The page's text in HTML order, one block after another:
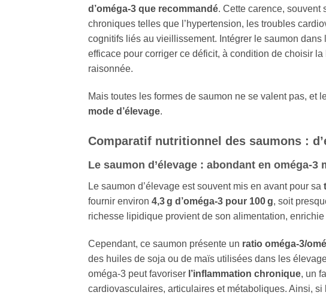
d’oméga‑3 que recommandé. Cette carence,
chroniques telles que l’hypertension, les troubles
cognitifs liés au vieillissement. Intégrer le saumon
efficace pour corriger ce déficit, à condition de choisir
raisonnée.
Mais toutes les formes de saumon ne se valent pas, et
mode d’élevage.
Comparatif nutritionnel des saumons :
Le saumon d’élevage : abondant en
Le saumon d’élevage est souvent mis en avant pour sa
fournir environ 4,3 g d’oméga‑3 pour 100 g, soit
richesse lipidique provient de son alimentation,
Cependant, ce saumon présente un ratio oméga‑3/
des huiles de soja ou de maïs utilisées dans les
oméga‑3 peut favoriser l’inflammation chronique, un
cardiovasculaires, articulaires et métaboliques. Ainsi,